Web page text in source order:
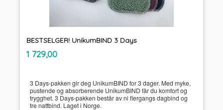
BESTSELGER! UnikumBIND 3 Days
Pris
1 729,00mva.
3 Days-pakken gir deg UnikumBIND for 3 dager. Med myke,
pustende og absorberende UnikumBIND får du komfort og
trygghet. 3 Days-pakken består av ni flergangs dagbind og
tre nattbind. Laget i Norge.